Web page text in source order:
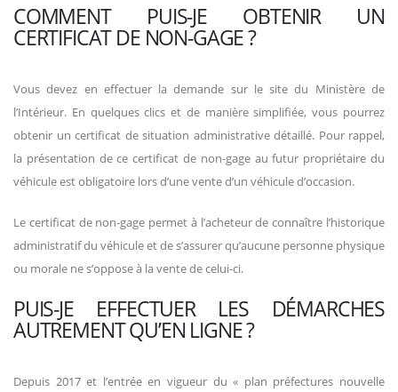
COMMENT PUIS-JE OBTENIR UN
CERTIFICAT DE NON-GAGE ?
Vous devez en effectuer la demande sur le site du Ministère de
l’Intérieur. En quelques clics et de manière simplifiée, vous pourrez
obtenir un certificat de situation administrative détaillé. Pour rappel,
la présentation de ce certificat de non-gage au futur propriétaire du
véhicule est obligatoire lors d’une vente d’un véhicule d’occasion.
Le certificat de non-gage permet à l’acheteur de connaître l’historique
administratif du véhicule et de s’assurer qu’aucune personne physique
ou morale ne s’oppose à la vente de celui-ci.
PUIS-JE EFFECTUER LES DÉMARCHES
AUTREMENT QU’EN LIGNE ?
Depuis 2017 et l’entrée en vigueur du « plan préfectures nouvelle